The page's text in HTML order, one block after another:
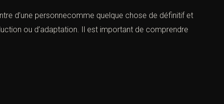
d’une personnecomme quelque chose de définitif et
ou d’adaptation. Il est important de comprendre